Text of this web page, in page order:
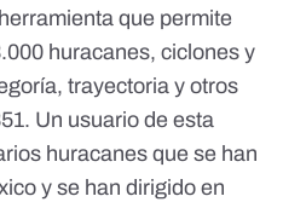
herramienta que permite
huracanes, ciclones y
trayectoria y otros
. Un usuario de esta
huracanes que se han
y se han dirigido en